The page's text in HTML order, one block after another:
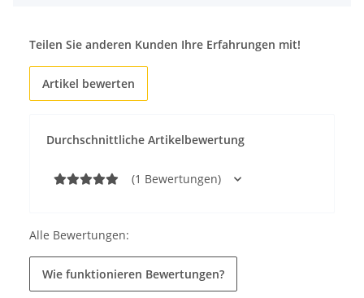
Durchschnittliche Artikelbewertung
(1 Bewertungen)
Teilen Sie anderen Kunden Ihre Erfahrungen mit!
Artikel bewerten
Alle Bewertungen:
Wie funktionieren Bewertungen?